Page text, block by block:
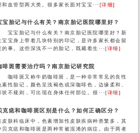
和血管型两大类。很多家长面对宝宝···[详细]
宝胎记与什么有关？南京胎记医院哪里好？
宝胎记与什么有关？南京胎记医院哪里好？新
宝宝身上带着几块特别的印记，是许多家长都会留
的事。这些深浅不一的胎记，既藏着生···[详细]
啡斑需要治疗吗？南京胎记研究院
啡斑又称牛奶咖啡斑，是一种非常常见的良性
素性胎记，颜色呈浅褐色或深咖啡色，边缘柔和、
状不规则，可出现在身体任何部位。很···[详细]
克痣和咖啡斑区别是什么？如何正确区分？
皮肤科临床中，色素增加性皮肤疾病种类繁多，其
贝克痣和咖啡斑是两种常被混淆的病症。由于两者